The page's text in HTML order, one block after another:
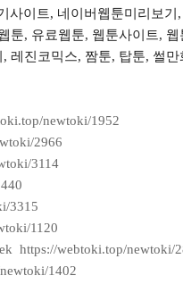
사이트, 네이버웹툰미리보
툰, 유료웹툰, 웹툰사이트,
레진코믹스, 짬툰, 탑툰, 썰만
newtoki/1952
2966
3114
3315
1120
https://webtoki.top/newtoki/
1402